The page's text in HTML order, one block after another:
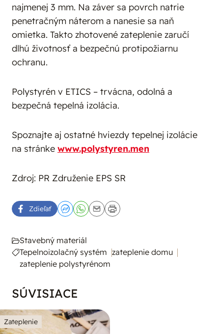
najmenej 3 mm. Na záver sa povrch natrie
penetračným náterom a nanesie sa naň
omietka. Takto zhotovené zateplenie zaručí
dlhú životnosť a bezpečnú protipožiarnu
ochranu.
Polystyrén v ETICS – trvácna, odolná a
bezpečná tepelná izolácia.
Spoznajte aj ostatné hviezdy tepelnej izolácie
na stránke www.polystyren.men
Zdroj: PR Združenie EPS SR
Zdieľať
Stavebný materiál
Tepelnoizolačný systém zateplenie domu
zateplenie polystyrénom
SÚVISIACE
Zateplenie